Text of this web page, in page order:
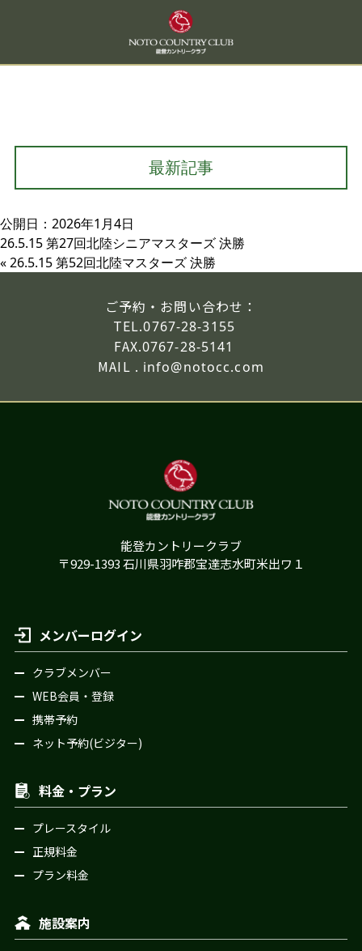
最新記事
公開日：2026年1月4日
26.5.15 第27回北陸シニアマスターズ 決勝
«26.5.15 第52回北陸マスターズ 決勝
ご予約・お問い合わせ：
TEL.0767-28-3155
FAX.0767-28-5141
MAIL . info@notocc.com
能登カントリークラブ
〒929-1393 石川県羽咋郡宝達志水町米出ワ１
メンバーログイン
クラブメンバー
WEB会員・登録
携帯予約
ネット予約(ビジター)
料金・プラン
プレースタイル
正規料金
プラン料金
施設案内